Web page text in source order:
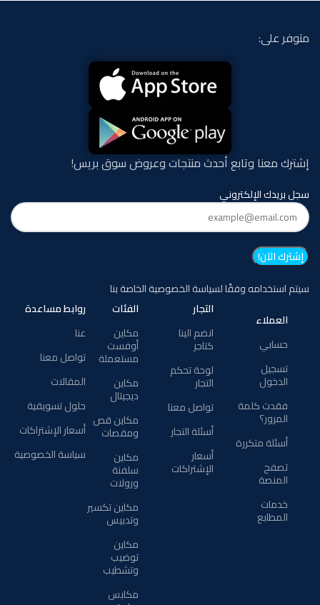
متوفر على:
إشترك معنا وتابع أحدث منتجات وعروض سوق بريس!
سجل بريدك الإلكتروني
سيتم استخدامه وفقًا لسياسة الخصوصية الخاصة بنا
العملاء
حسابي
تسجيل
الدخول
فقدت كلمة
المرور؟
أسئلة متكررة
تصفح
المنصة
خدمات
المطابع
التجار
انضم الينا
كتاجر
لوحة تحكم
التجار
تواصل معنا
أسئلة التجار
أسعار
الإشتراكات
الفئات
مكاين
أوفست
مستعملة
مكاين
ديجيتال
مكاين قص
ومقصات
مكاين
سلفنة
ورولات
مكاين تكسير
وتدبيس
مكاين
توضيب
وتشطيب
مكابس
روابط مساعدة
عنا
تواصل معنا
المقالات
حلول تسويقية
أسعار الإشتراكات
سياسة الخصوصية